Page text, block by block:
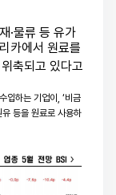
·물류 등 유가
카에서 원료를
축되고 있다고
입하는 기업이, ‘비금
등을 원료로 사용하